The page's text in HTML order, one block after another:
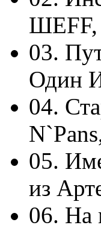
ШЕFF,
03.
Один
04.
05.
из
06. На